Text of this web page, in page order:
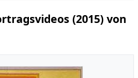
(2015) von